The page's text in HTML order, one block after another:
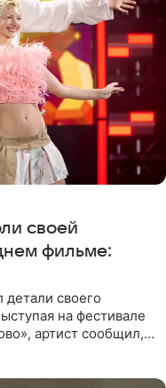
своей
фильме:
своего
на фестивале
артист сообщил,